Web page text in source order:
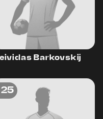
Barkovskij
25